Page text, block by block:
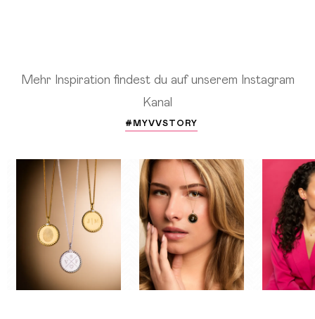
Mehr Inspiration findest du auf unserem Instagram
Kanal
#MYVVSTORY